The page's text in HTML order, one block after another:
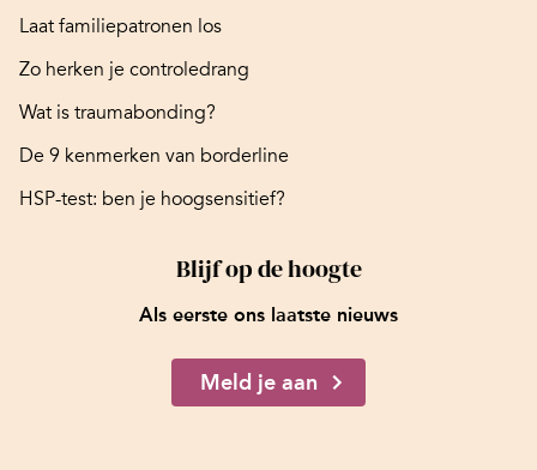
Laat familiepatronen los
Zo herken je controledrang
Wat is traumabonding?
De 9 kenmerken van borderline
HSP-test: ben je hoogsensitief?
Blijf op de hoogte
Als eerste ons laatste nieuws
Meld je aan